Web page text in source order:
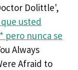
Dolittle',
usted
pero nunca se
Always
Afraid to